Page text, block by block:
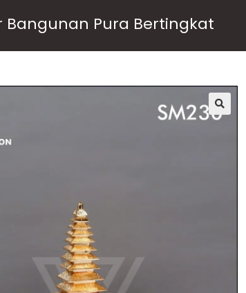
Bangunan Pura Bertingkat
🔍